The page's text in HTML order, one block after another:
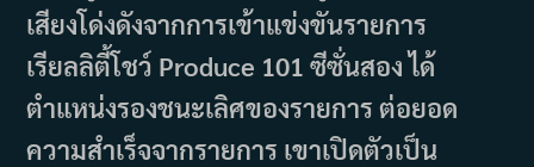
เสียงโด่งดังจากการเข้าแข่งขันรายการ
เรียลลิตี้โชว์ Produce 101 ซีซั่นสอง ได้
ตำแหน่งรองชนะเลิศของรายการ ต่อยอด
ความสำเร็จจากรายการ เขาเปิดตัวเป็น